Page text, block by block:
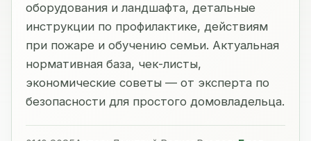
оборудования и ландшафта, детальные
инструкции по профилактике, действиям
при пожаре и обучению семьи. Актуальная
нормативная база, чек-листы,
экономические советы — от эксперта по
безопасности для простого домовладельца.